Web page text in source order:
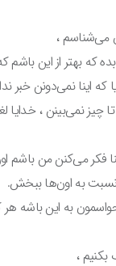
،
که بهتر از این باشم که
اینا نمی‌دونن خبر
یه چیزی می‌بینن ۱۰ تا چیز نمی‌بینن ،
فکر می‌کنن من باشم
به اون‌ها ببخش.
به این باشه هر
،